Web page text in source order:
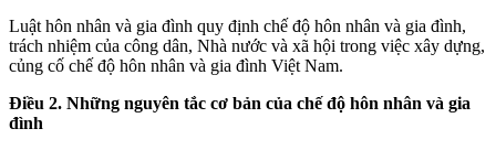
Luật hôn nhân và gia đình quy định chế độ hôn nhân và gia đình,
trách nhiệm của công dân, Nhà nước và xã hội trong việc xây dựng,
củng cố chế độ hôn nhân và gia đình Việt Nam.
Điều 2. Những nguyên tắc cơ bản của chế độ hôn nhân và gia
đình